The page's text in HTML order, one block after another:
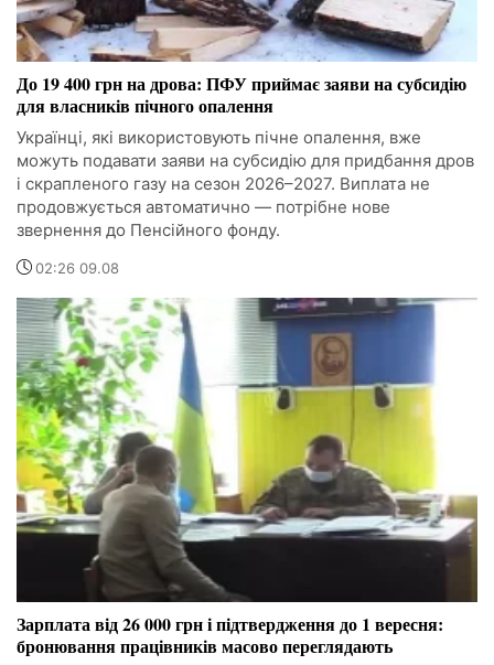
До 19 400 грн на дрова: ПФУ приймає заяви на субсидію
для власників пічного опалення
Українці, які використовують пічне опалення, вже
можуть подавати заяви на субсидію для придбання дров
і скрапленого газу на сезон 2026–2027. Виплата не
продовжується автоматично — потрібне нове
звернення до Пенсійного фонду.
02:26 09.08
Зарплата від 26 000 грн і підтвердження до 1 вересня:
бронювання працівників масово переглядають